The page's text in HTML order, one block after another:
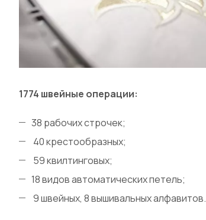
1774 швейные операции:
38 рабочих строчек;
40 крестообразных;
59 квилтинговых;
18 видов автоматических петель;
9 швейных, 8 вышивальных алфавитов.